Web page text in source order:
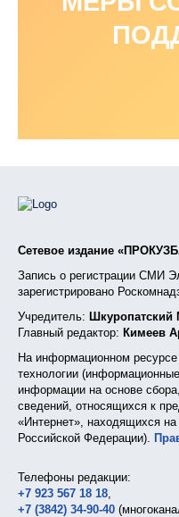
Сетевое издание
Запись о регистрации СМИ
зарегистрировано
Учредитель: Шкуропатский
Главный редактор: Кимеев
На информационном
технологии
информации на основе
сведений, относящихся к
«Интернет», находящихся на
Российской Федерации).
Телефоны редакции:
+7 923 567 18 18
+7 (3842) 34-90-40